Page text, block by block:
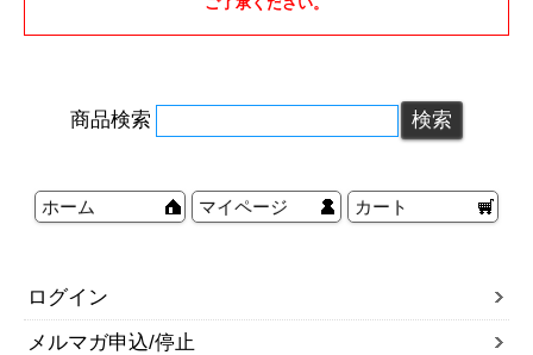
商品検索
ホーム マイページ カート
ログイン
メルマガ申込/停止